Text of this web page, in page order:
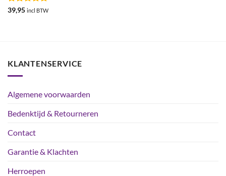
Gewaardeerd
39,95 incl BTW
KLANTENSERVICE
Algemene voorwaarden
Bedenktijd & Retourneren
Contact
Garantie & Klachten
Herroepen